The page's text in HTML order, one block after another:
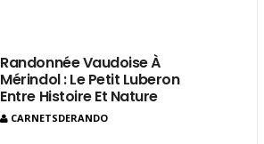
Randonnée Vaudoise À
Mérindol : Le Petit Luberon
Entre Histoire Et Nature
CARNETSDERANDO